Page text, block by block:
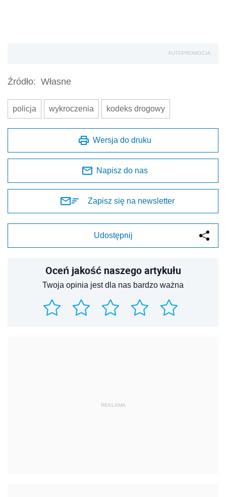
AUTOPROMOCJA
Źródło: Własne
policja wykroczenia kodeks drogowy
Wersja do druku
Napisz do nas
Zapisz się na newsletter
Udostępnij
Oceń jakość naszego artykułu
Twoja opinia jest dla nas bardzo ważna
REKLAMA